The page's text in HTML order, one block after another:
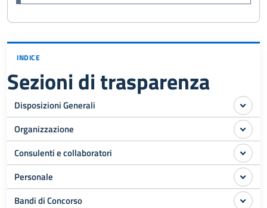
INDICE
Sezioni di trasparenza
Disposizioni Generali
Organizzazione
Consulenti e collaboratori
Personale
Bandi di Concorso